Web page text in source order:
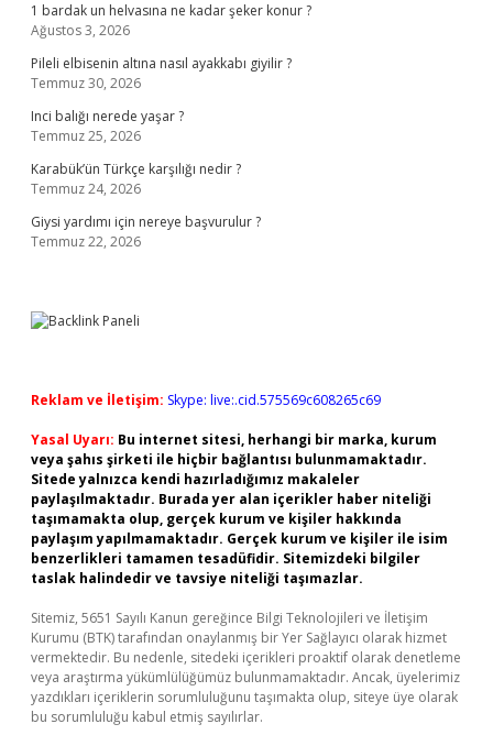
1 bardak un helvasına ne kadar şeker konur ?
Ağustos 3, 2026
Pileli elbisenin altına nasıl ayakkabı giyilir ?
Temmuz 30, 2026
Inci balığı nerede yaşar ?
Temmuz 25, 2026
Karabük’ün Türkçe karşılığı nedir ?
Temmuz 24, 2026
Giysi yardımı için nereye başvurulur ?
Temmuz 22, 2026
Reklam ve İletişim: Skype: live:.cid.575569c608265c69
Yasal Uyarı: Bu internet sitesi, herhangi bir marka, kurum
veya şahıs şirketi ile hiçbir bağlantısı bulunmamaktadır.
Sitede yalnızca kendi hazırladığımız makaleler
paylaşılmaktadır. Burada yer alan içerikler haber niteliği
taşımamakta olup, gerçek kurum ve kişiler hakkında
paylaşım yapılmamaktadır. Gerçek kurum ve kişiler ile isim
benzerlikleri tamamen tesadüfidir. Sitemizdeki bilgiler
taslak halindedir ve tavsiye niteliği taşımazlar.
Sitemiz, 5651 Sayılı Kanun gereğince Bilgi Teknolojileri ve İletişim
Kurumu (BTK) tarafından onaylanmış bir Yer Sağlayıcı olarak hizmet
vermektedir. Bu nedenle, sitedeki içerikleri proaktif olarak denetleme
veya araştırma yükümlülüğümüz bulunmamaktadır. Ancak, üyelerimiz
yazdıkları içeriklerin sorumluluğunu taşımakta olup, siteye üye olarak
bu sorumluluğu kabul etmiş sayılırlar.